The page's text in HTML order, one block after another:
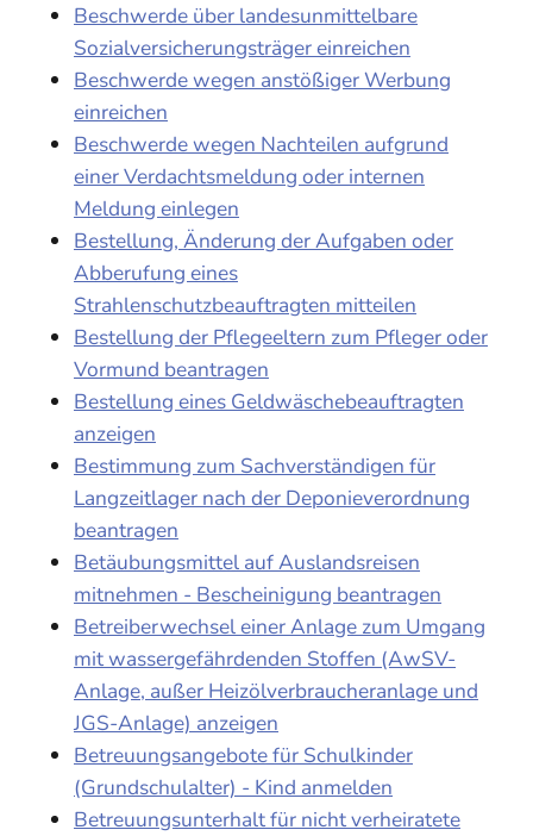
Beschwerde über landesunmittelbare
Sozialversicherungsträger einreichen
Beschwerde wegen anstößiger Werbung
einreichen
Beschwerde wegen Nachteilen aufgrund
einer Verdachtsmeldung oder internen
Meldung einlegen
Bestellung, Änderung der Aufgaben oder
Abberufung eines
Strahlenschutzbeauftragten mitteilen
Bestellung der Pflegeeltern zum Pfleger oder
Vormund beantragen
Bestellung eines Geldwäschebeauftragten
anzeigen
Bestimmung zum Sachverständigen für
Langzeitlager nach der Deponieverordnung
beantragen
Betäubungsmittel auf Auslandsreisen
mitnehmen - Bescheinigung beantragen
Betreiberwechsel einer Anlage zum Umgang
mit wassergefährdenden Stoffen (AwSV-
Anlage, außer Heizölverbraucheranlage und
JGS-Anlage) anzeigen
Betreuungsangebote für Schulkinder
(Grundschulalter) - Kind anmelden
Betreuungsunterhalt für nicht verheiratete